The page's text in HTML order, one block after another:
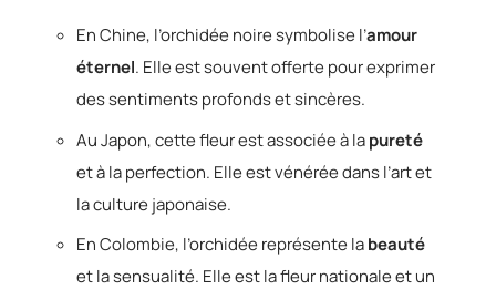
En Chine, l’orchidée noire symbolise l’amour
éternel. Elle est souvent offerte pour exprimer
des sentiments profonds et sincères.
Au Japon, cette fleur est associée à lapureté
et à la perfection. Elle est vénérée dans l’art et
la culture japonaise.
En Colombie, l’orchidée représente labeauté
et la sensualité. Elle est la fleur nationale et un